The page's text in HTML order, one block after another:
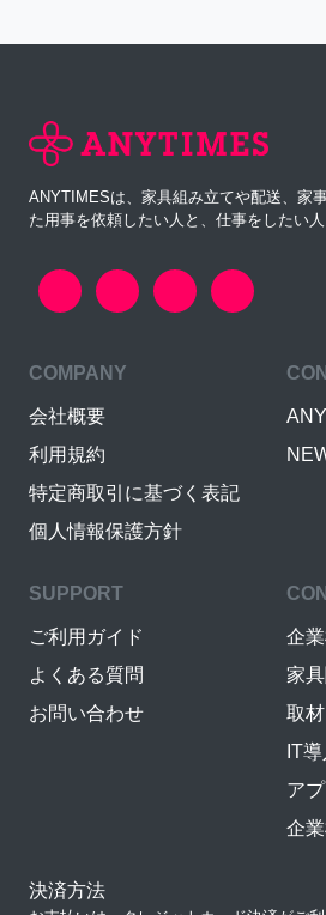
ANYTIMESは、家具組み立てや配送、家
た用事を依頼したい人と、仕事をしたい
COMPANY
会社概要
利用規約
特定商取引に基づく表記
個人情報保護方針
SUPPORT
ご利用ガイド
よくある質問
お問い合わせ
企
家
取
IT
ア
企
決済方法